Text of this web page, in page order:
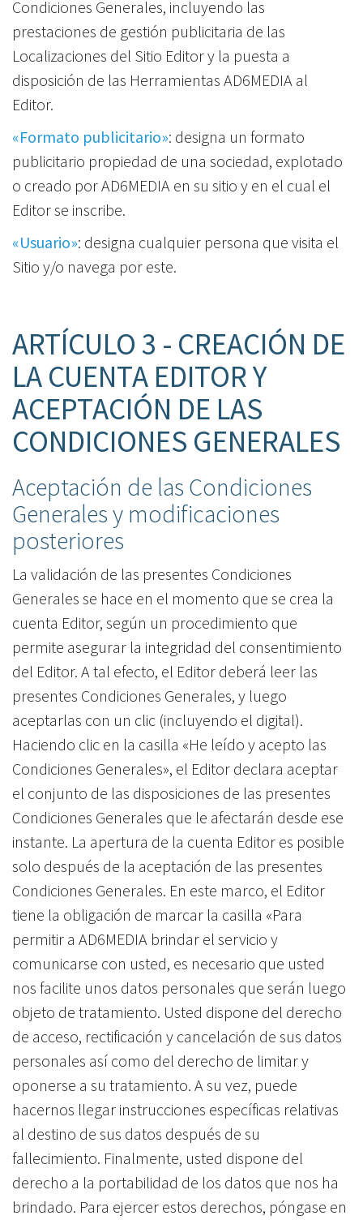
Condiciones Generales, incluyendo las
prestaciones de gestión publicitaria de las
Localizaciones del Sitio Editor y la puesta a
disposición de las Herramientas AD6MEDIA al
Editor.
«Formato publicitario»: designa un formato
publicitario propiedad de una sociedad, explotado
o creado por AD6MEDIA en su sitio y en el cual el
Editor se inscribe.
«Usuario»: designa cualquier persona que visita el
Sitio y/o navega por este.
ARTÍCULO 3 - CREACIÓN DE
LA CUENTA EDITOR Y
ACEPTACIÓN DE LAS
CONDICIONES GENERALES
Aceptación de las Condiciones
Generales y modificaciones
posteriores
La validación de las presentes Condiciones
Generales se hace en el momento que se crea la
cuenta Editor, según un procedimiento que
permite asegurar la integridad del consentimiento
del Editor. A tal efecto, el Editor deberá leer las
presentes Condiciones Generales, y luego
aceptarlas con un clic (incluyendo el digital).
Haciendo clic en la casilla «He leído y acepto las
Condiciones Generales», el Editor declara aceptar
el conjunto de las disposiciones de las presentes
Condiciones Generales que le afectarán desde ese
instante. La apertura de la cuenta Editor es posible
solo después de la aceptación de las presentes
Condiciones Generales. En este marco, el Editor
tiene la obligación de marcar la casilla «Para
permitir a AD6MEDIA brindar el servicio y
comunicarse con usted, es necesario que usted
nos facilite unos datos personales que serán luego
objeto de tratamiento. Usted dispone del derecho
de acceso, rectificación y cancelación de sus datos
personales así como del derecho de limitar y
oponerse a su tratamiento. A su vez, puede
hacernos llegar instrucciones específicas relativas
al destino de sus datos después de su
fallecimiento. Finalmente, usted dispone del
derecho a la portabilidad de los datos que nos ha
brindado. Para ejercer estos derechos, póngase en